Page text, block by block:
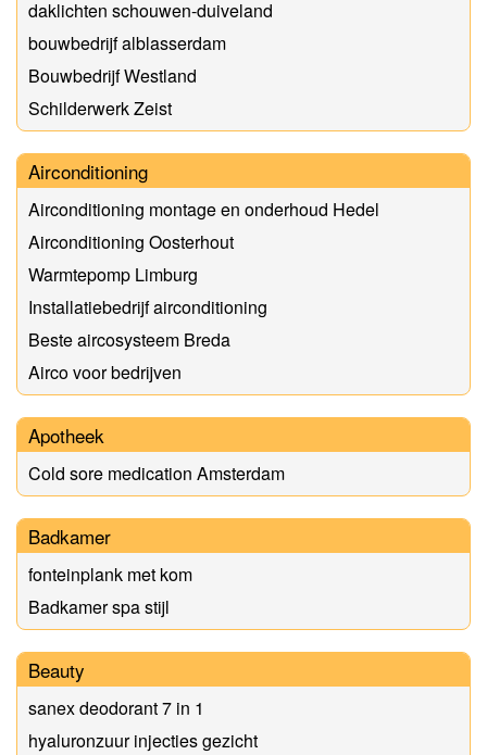
daklichten schouwen-duiveland
bouwbedrijf alblasserdam
Bouwbedrijf Westland
Schilderwerk Zeist
Airconditioning
Airconditioning montage en onderhoud Hedel
Airconditioning Oosterhout
Warmtepomp Limburg
Installatiebedrijf airconditioning
Beste aircosysteem Breda
Airco voor bedrijven
Apotheek
Cold sore medication Amsterdam
Badkamer
fonteinplank met kom
Badkamer spa stijl
Beauty
sanex deodorant 7 in 1
hyaluronzuur injecties gezicht